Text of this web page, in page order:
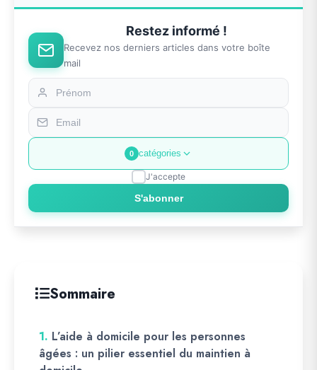
Restez informé !
Recevez nos derniers articles dans votre boîte
mail
0 catégories
J'accepte
S'abonner
Sommaire
1. L’aide à domicile pour les personnes
âgées : un pilier essentiel du maintien à